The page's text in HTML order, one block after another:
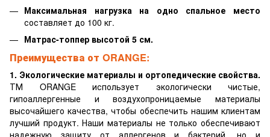
Максимальная нагрузка на одно спальное место
составляет до 100 кг.
Матрас-топпер высотой 5 см.
Преимущества от ORANGE:
1. Экологические материалы и ортопедические свойства.
ТМ ORANGE использует экологически чистые,
гипоаллергенные и воздухопроницаемые материалы
высочайшего качества, чтобы обеспечить нашим клиентам
лучший продукт. Наши материалы не только обеспечивают